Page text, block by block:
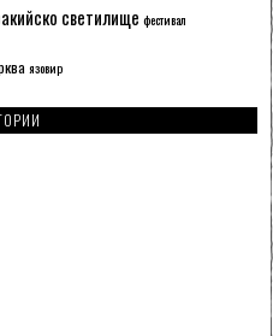
светилище фестивал
язовир